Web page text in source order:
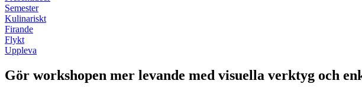
Semester
Kulinariskt
Firande
Flykt
Uppleva
Gör workshopen mer levande med visuella verktyg och